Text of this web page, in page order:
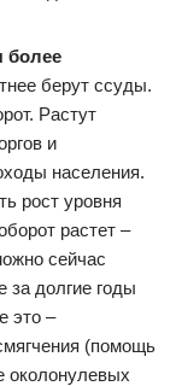
более
берут ссуды.
Растут
и
населения.
рост уровня
растет –
сейчас
долгие годы
это –
(помощь
околонулевых